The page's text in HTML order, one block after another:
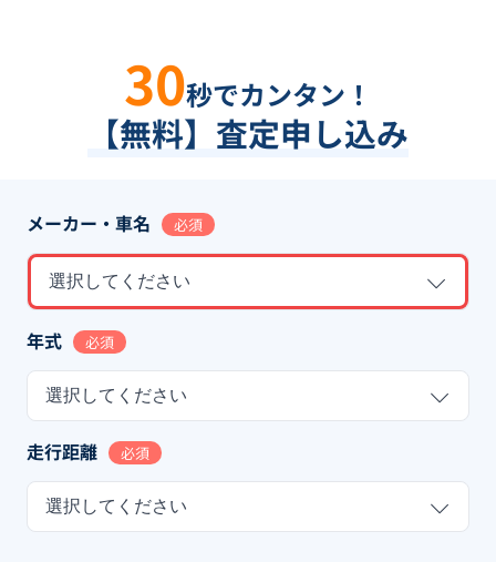
30秒でカンタン！
【無料】査定申し込み
メーカー・車名 必須
選択してください
年式 必須
選択してください
走行距離 必須
選択してください